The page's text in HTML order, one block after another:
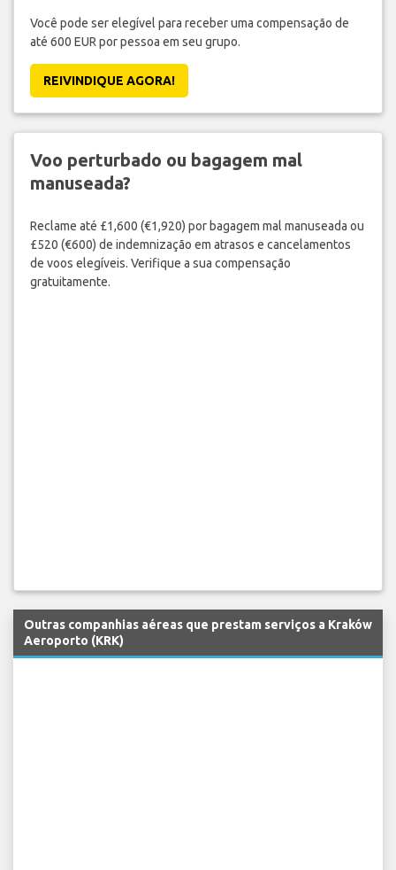
Você pode ser elegível para receber uma compensação de
até 600 EUR por pessoa em seu grupo.
REIVINDIQUE AGORA!
Voo perturbado ou bagagem mal
manuseada?
Reclame até £1,600 (€1,920) por bagagem mal manuseada ou
£520 (€600) de indemnização em atrasos e cancelamentos
de voos elegíveis. Verifique a sua compensação
gratuitamente.
Outras companhias aéreas que prestam serviços a Kraków
Aeroporto (KRK)